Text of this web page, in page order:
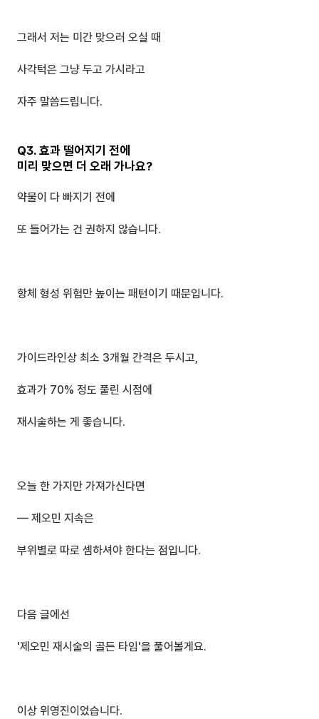
그래서 저는 미간 맞으러 오실 때
사각턱은 그냥 두고 가시라고
자주 말씀드립니다.
Q3. 효과 떨어지기 전에
미리 맞으면 더 오래 가나요?
약물이 다 빠지기 전에
또 들어가는 건 권하지 않습니다.
항체 형성 위험만 높이는 패턴이기 때문입니다.
가이드라인상 최소 3개월 간격은 두시고,
효과가 70% 정도 풀린 시점에
재시술하는 게 좋습니다.
오늘 한 가지만 가져가신다면
— 제오민 지속은
부위별로 따로 셈하셔야 한다는 점입니다.
다음 글에선
'제오민 재시술의 골든 타임'을 풀어볼게요.
이상 위영진이었습니다.